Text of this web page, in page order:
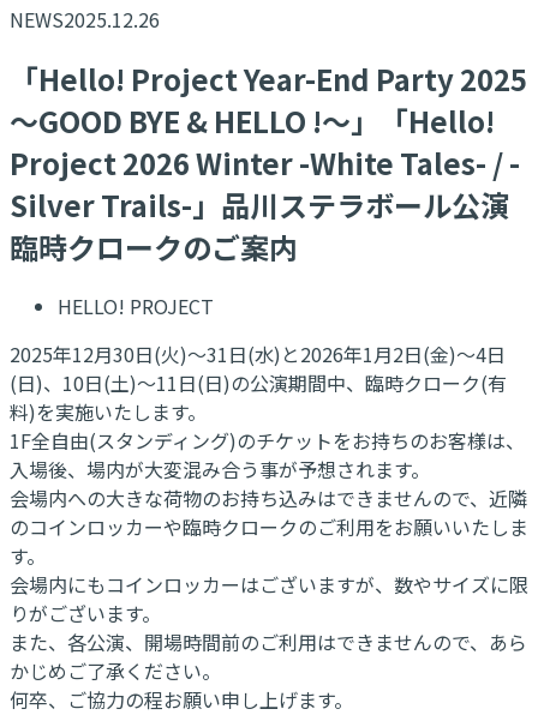
NEWS2025.12.26
「Hello! Project Year-End Party 2025
～GOOD BYE & HELLO !～」「Hello!
Project 2026 Winter -White Tales- / -
Silver Trails-」品川ステラボール公演
臨時クロークのご案内
HELLO! PROJECT
2025年12月30日(火)～31日(水)と2026年1月2日(金)～4日
(日)、10日(土)～11日(日)の公演期間中、臨時クローク(有
料)を実施いたします。
1F全自由(スタンディング)のチケットをお持ちのお客様は、
入場後、場内が大変混み合う事が予想されます。
会場内への大きな荷物のお持ち込みはできませんので、近隣
のコインロッカーや臨時クロークのご利用をお願いいたしま
す。
会場内にもコインロッカーはございますが、数やサイズに限
りがございます。
また、各公演、開場時間前のご利用はできませんので、あら
かじめご了承ください。
何卒、ご協力の程お願い申し上げます。